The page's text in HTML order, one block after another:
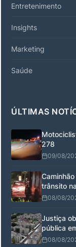
Entretenimento
Insights
Marketing
Saúde
ÚLTIMAS
278
09/08/
trânsito
08/08/
Justiça
pública
08/08/